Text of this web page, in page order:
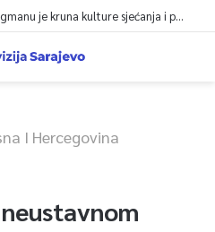
Okić: Dova za domovinu na Igmanu je kruna kulture sjećanja i poruka jedinstva
I Hercegovina